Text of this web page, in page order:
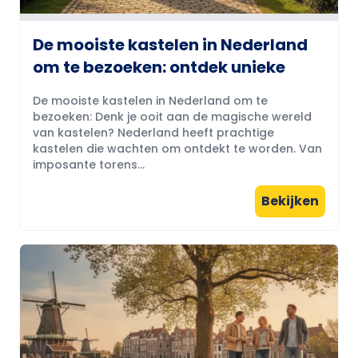
De mooiste kastelen in Nederland
om te bezoeken: ontdek unieke
De mooiste kastelen in Nederland om te
bezoeken: Denk je ooit aan de magische wereld
van kastelen? Nederland heeft prachtige
kastelen die wachten om ontdekt te worden. Van
imposante torens...
Bekijken